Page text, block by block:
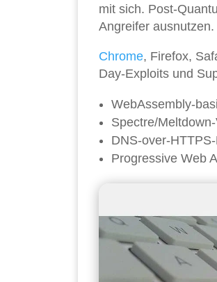
mit sich. Post-
Angreifer ausnutzen.
Chrome, Firefox,
Day-Exploits und
WebAssembly-
Spectre/
DNS-over-
Progressive Web